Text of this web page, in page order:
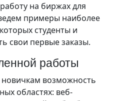
на биржах для
примеры наиболее
студенты и
свои первые заказы.
работы
возможность
областях: веб-